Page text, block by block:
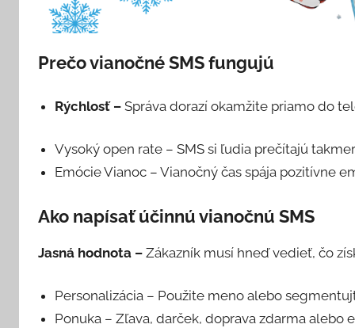
Prečo vianočné SMS fungujú
Rýchlosť –Správa dorazí okamžite priamo do
Vysoký open rate –SMS si ľudia prečítajú
Emócie Vianoc –Vianočný čas spája pozitívne
Ako napísať účinnú vianočnú SMS
Jasná hodnota – Zákazník musí hneď vedieť, čo
Personalizácia – Použite meno alebo
Ponuka –Zľava, darček, doprava zdarma alebo